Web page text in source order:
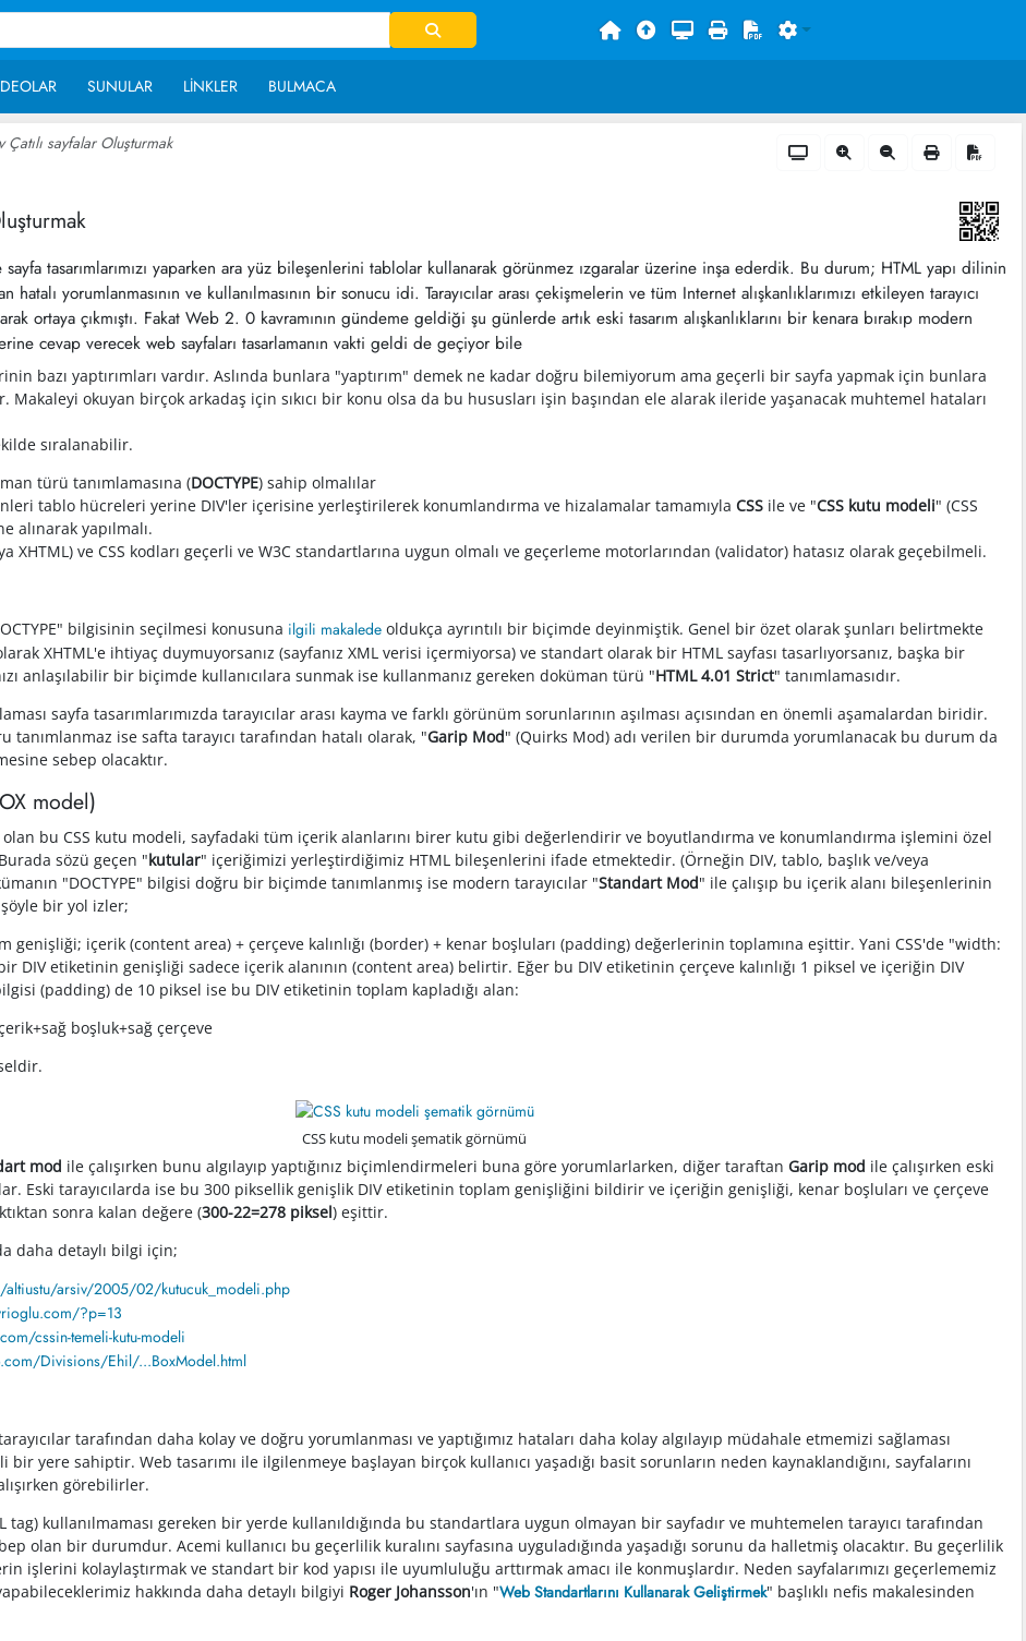
SUNULAR LINKLER BULMACA
Çatılı sayfalar Oluşturmak
tasarımlarımızı yaparken ara yüz bileşenlerini tablolar kullanarak görünmez ızgaralar üzerine inşa ederdik. Bu durum; HTML yapı dilinin
hatalı yorumlanmasının ve kullanılmasının bir sonucu idi. Tarayıcılar arası çekişmelerin ve tüm Internet alışkanlıklarımızı etkileyen tarayıcı
ortaya çıkmıştı. Fakat Web 2. 0 kavramının gündeme geldiği şu günlerde artık eski tasarım alışkanlıklarını bir kenara bırakıp modern
cevap verecek web sayfaları tasarlamanın vakti geldi de geçiyor bile
bazı yaptırımları vardır. Aslında bunlara "yaptırım" demek ne kadar doğru bilemiyorum ama geçerli bir sayfa yapmak için bunlara
Makaleyi okuyan birçok arkadaş için sıkıcı bir konu olsa da bu hususları işin başından ele alarak ileride yaşanacak muhtemel hataları
sıralanabilir.
türü tanımlamasına (DOCTYPE) sahip olmalılar
tablo hücreleri yerine DIV'ler içerisine yerleştirilerek konumlandırma ve hizalamalar tamamıylaCSS ile ve "CSS kutu modeli" (CSS
alınarak yapılmalı.
XHTML) ve CSS kodları geçerli ve W3C standartlarına uygun olmalı ve geçerleme motorlarından (validator) hatasız olarak geçebilmeli.
bilgisinin seçilmesi konusuna ilgili makalede oldukça ayrıntılı bir biçimde deyinmiştik. Genel bir özet olarak şunları belirtmekte
XHTML'e ihtiyaç duymuyorsanız (sayfanız XML verisi içermiyorsa) ve standart olarak bir HTML sayfası tasarlıyorsanız, başka bir
anlaşılabilir bir biçimde kullanıcılara sunmak ise kullanmanız gereken doküman türü "HTML 4.01 Strict" tanımlamasıdır.
sayfa tasarımlarımızda tarayıcılar arası kayma ve farklı görünüm sorunlarının aşılması açısından en önemli aşamalardan biridir.
tanımlanmaz ise safta tarayıcı tarafından hatalı olarak, "Garip Mod" (Quirks Mod) adı verilen bir durumda yorumlanacak bu durum da
sebep olacaktır.
model)
olan bu CSS kutu modeli, sayfadaki tüm içerik alanlarını birer kutu gibi değerlendirir ve boyutlandırma ve konumlandırma işlemini özel
sözü geçen "kutular" içeriğimizi yerleştirdiğimiz HTML bileşenlerini ifade etmektedir. (Örneğin DIV, tablo, başlık ve/veya
"DOCTYPE" bilgisi doğru bir biçimde tanımlanmış ise modern tarayıcılar "Standart Mod" ile çalışıp bu içerik alanı bileşenlerinin
bir yol izler;
genişliği; içerik (content area) + çerçeve kalınlığı (border) + kenar boşluları (padding) değerlerinin toplamına eşittir. Yani CSS'de "width:
DIV etiketinin genişliği sadece içerik alanının (content area) belirtir. Eğer bu DIV etiketinin çerçeve kalınlığı 1 piksel ve içeriğin DIV
(padding) de 10 piksel ise bu DIV etiketinin toplam kapladığı alan:
boşluk+sağ çerçeve
CSS kutu modeli şematik görnümü
mod ile çalışırken bunu algılayıp yaptığınız biçimlendirmeleri buna göre yorumlarlarken, diğer taraftanGarip mod ile çalışırken eski
Eski tarayıcılarda ise bu 300 piksellik genişlik DIV etiketinin toplam genişliğini bildirir ve içeriğin genişliği, kenar boşluları ve çerçeve
sonra kalan değere (300-22=278 piksel) eşittir.
daha detaylı bilgi için;
arsiv/2005/02/kutucuk_modeli.php
?p=13
cssin-temeli-kutu-modeli
Divisions/Ehil/...BoxModel.html
tarafından daha kolay ve doğru yorumlanması ve yaptığımız hataları daha kolay algılayıp müdahale etmemizi sağlaması
bir yere sahiptir. Web tasarımı ile ilgilenmeye başlayan birçok kullanıcı yaşadığı basit sorunların neden kaynaklandığını, sayfalarını
görebilirler.
kullanılmaması gereken bir yerde kullanıldığında bu standartlara uygun olmayan bir sayfadır ve muhtemelen tarayıcı tarafından
olan bir durumdur. Acemi kullanıcı bu geçerlilik kuralını sayfasına uyguladığında yaşadığı sorunu da halletmiş olacaktır. Bu geçerlilik
işlerini kolaylaştırmak ve standart bir kod yapısı ile uyumluluğu arttırmak amacı ile konmuşlardır. Neden sayfalarımızı geçerlememiz
hakkında daha detaylı bilgiyi Roger Johansson'ın "Web Standartlarını Kullanarak Geliştirmek" başlıklı nefis makalesinden